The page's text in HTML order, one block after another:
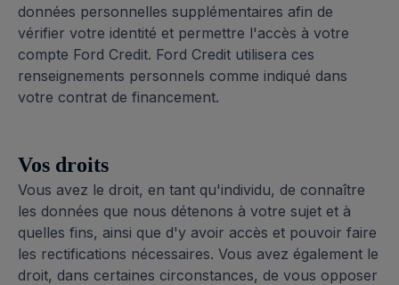
données personnelles supplémentaires afin de
vérifier votre identité et permettre l'accès à votre
compte Ford Credit. Ford Credit utilisera ces
renseignements personnels comme indiqué dans
votre contrat de financement.
Vos droits
Vous avez le droit, en tant qu'individu, de connaître
les données que nous détenons à votre sujet et à
quelles fins, ainsi que d'y avoir accès et pouvoir faire
les rectifications nécessaires. Vous avez également le
droit, dans certaines circonstances, de vous opposer